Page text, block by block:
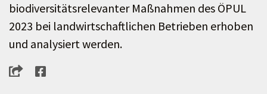
biodiversitätsrelevanter Maßnahmen des ÖPUL
2023 bei landwirtschaftlichen Betrieben erhoben
und analysiert werden.